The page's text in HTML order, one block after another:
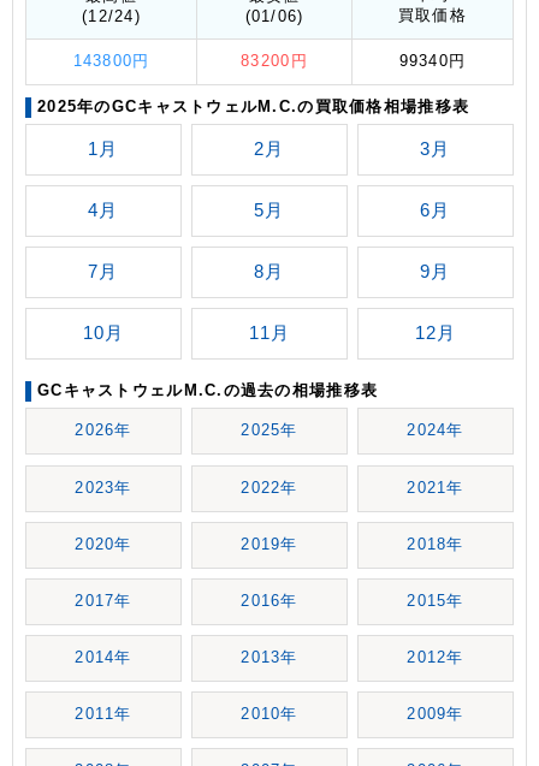
(12/24)
(01/06)
買取価格
143800円 83200円 99340円
2025年のGCキャストウェルM.C.の買取価格相場推移表
1月 2月 3月
4月 5月 6月
7月 8月 9月
10月 11月 12月
GCキャストウェルM.C.の過去の相場推移表
2026年 2025年 2024年
2023年 2022年 2021年
2020年 2019年 2018年
2017年 2016年 2015年
2014年 2013年 2012年
2011年 2010年 2009年